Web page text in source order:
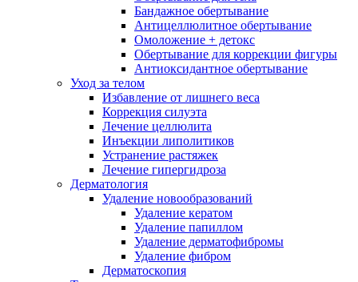
Бандажное обертывание
Антицеллюлитное обертывание
Омоложение + детокс
Обертывание для коррекции фигуры
Антиоксидантное обертывание
Уход за телом
Избавление от лишнего веса
Коррекция силуэта
Лечение целлюлита
Инъекции липолитиков
Устранение растяжек
Лечение гипергидроза
Дерматология
Удаление новообразований
Удаление кератом
Удаление папиллом
Удаление дерматофибромы
Удаление фибром
Дерматоскопия